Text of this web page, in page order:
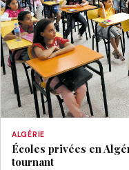
ALGÉRIE
Écoles privées en
tournant